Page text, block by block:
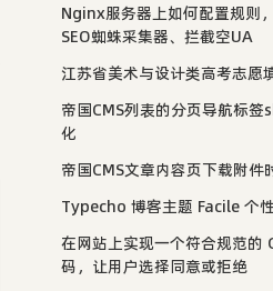
Nginx服务器上如何配置规则
SEO蜘蛛采集器、拦截空UA
江苏省美术与设计类高考志愿
帝国CMS列表的分页导航标
化
帝国CMS文章内容页下载附件
Typecho 博客主题 Facile 个
在网站上实现一个符合规范的
码，让用户选择同意或拒绝